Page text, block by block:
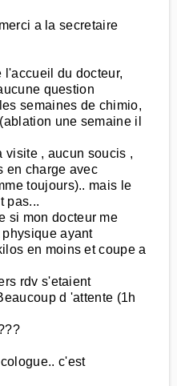
a la secretaire
l'accueil du docteur,
question
semaines de chimio,
une semaine il
visite , aucun soucis ,
en charge avec
toujours).. mais le
pas...
si mon docteur me
ayant
en moins et coupe a
rdv s'etaient
d 'attente (1h
c'est